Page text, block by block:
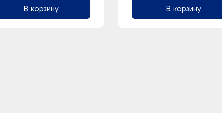
В корзину В корзину